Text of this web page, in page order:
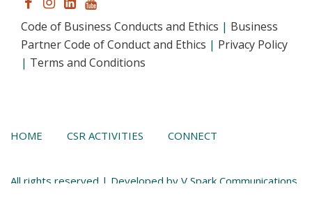
Code of Business Conducts and Ethics | Business
Partner Code of Conduct and Ethics | Privacy Policy
| Terms and Conditions
HOME CSR ACTIVITIES CONNECT
All rights reserved | Developed by V Spark Communications